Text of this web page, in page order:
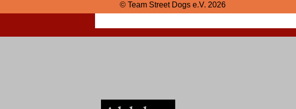
© Team Street Dogs e.V. 2026